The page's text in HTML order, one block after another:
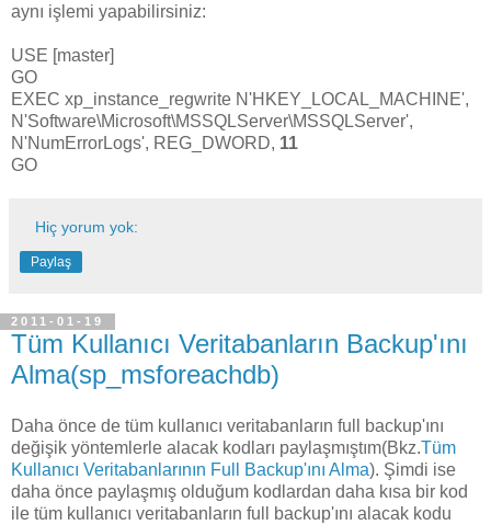
aynı işlemi yapabilirsiniz:
USE [master]
GO
EXEC xp_instance_regwrite N'HKEY_LOCAL_MACHINE',
N'Software\Microsoft\MSSQLServer\MSSQLServer',
N'NumErrorLogs', REG_DWORD, 11
GO
Hiç yorum yok:
Paylaş
2011-01-19
Tüm Kullanıcı Veritabanların Backup'ını
Alma(sp_msforeachdb)
Daha önce de tüm kullanıcı veritabanların full backup'ını
değişik yöntemlerle alacak kodları paylaşmıştım(Bkz.Tüm
Kullanıcı Veritabanlarının Full Backup'ını Alma). Şimdi ise
daha önce paylaşmış olduğum kodlardan daha kısa bir kod
ile tüm kullanıcı veritabanların full backup'ını alacak kodu